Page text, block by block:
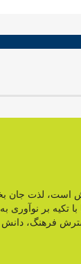
است، لذت جان
با تکیه بر
فرهنگ، دانش